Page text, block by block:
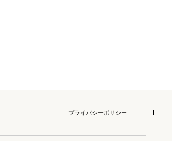
プライバシーポリシー